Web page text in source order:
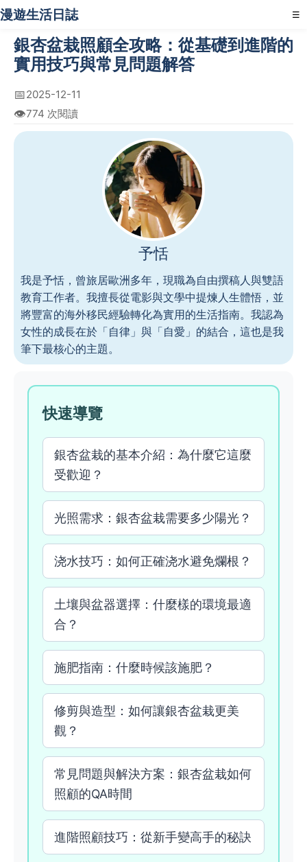
漫遊生活日誌 ☰
銀杏盆栽照顧全攻略：從基礎到進階的
實用技巧與常見問題解答
📅2025-12-11
👁️774 次閱讀
予恬
我是予恬，曾旅居歐洲多年，現職為自由撰稿人與雙語
教育工作者。我擅長從電影與文學中提煉人生體悟，並
將豐富的海外移民經驗轉化為實用的生活指南。我認為
女性的成長在於「自律」與「自愛」的結合，這也是我
筆下最核心的主題。
快速導覽
銀杏盆栽的基本介紹：為什麼它這麼
受歡迎？
光照需求：銀杏盆栽需要多少陽光？
浇水技巧：如何正確浇水避免爛根？
土壤與盆器選擇：什麼樣的環境最適
合？
施肥指南：什麼時候該施肥？
修剪與造型：如何讓銀杏盆栽更美
觀？
常見問題與解決方案：銀杏盆栽如何
照顧的QA時間
進階照顧技巧：從新手變高手的秘訣